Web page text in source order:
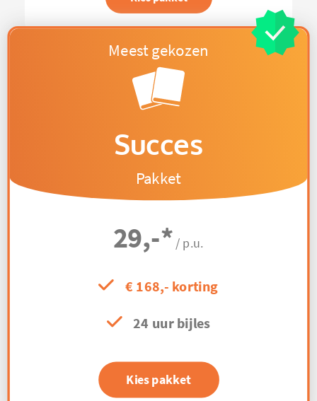
Succes
Pakket
29,-* / p.u.
€ 168,- korting
24 uur bijles
Kies pakket